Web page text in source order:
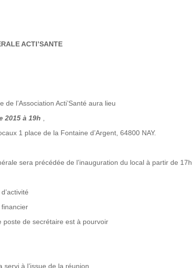
ACTI’SANTE
de l’Association Acti’Santé aura lieu
2015 à 19h
1 place de la Fontaine d’Argent, 64800 NAY.
sera précédée de l’inauguration du local à partir de 17h.
poste de secrétaire est à pourvoir
servi à l’issue de la réunion